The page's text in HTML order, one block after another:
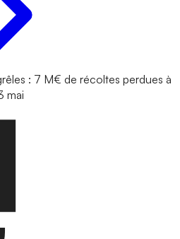
: 7 M€ de récoltes perdues à
mai